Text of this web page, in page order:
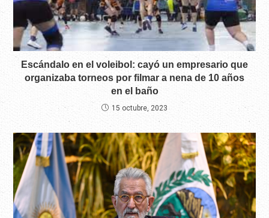
Escándalo en el voleibol: cayó un empresario que
organizaba torneos por filmar a nena de 10 años
en el baño
15 octubre, 2023